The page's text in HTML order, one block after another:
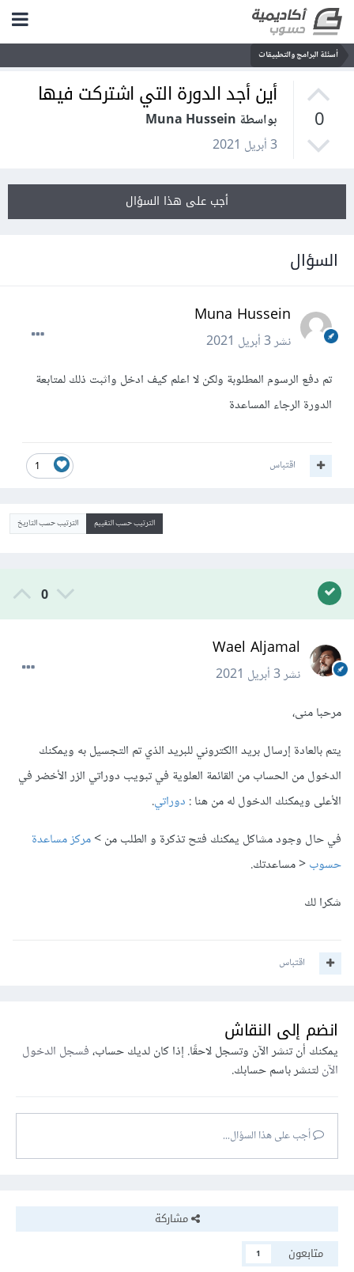
أسئلة البرامج والتطبيقات
0
أين أجد الدورة التي اشتركت فيها
بواسطة Muna Hussein
3 أبريل 2021
أجب على هذا السؤال
السؤال
Muna Hussein
نشر3 أبريل 2021
تم دفع الرسوم المطلوبة ولكن لا اعلم كيف ادخل واثبت ذلك لمتابعة
الدورة الرجاء المساعدة
1 اقتباس
الترتيب حسب التقييم الترتيب حسب التاريخ
0
Wael Aljamal
نشر3 أبريل 2021
مرحبا منى،
يتم بالعادة إرسال بريد االكتروني للبريد الذي تم التجسيل به ويمكنك
الدخول من الحساب من القائمة العلوية في تبويب دوراتي الزر الأخضر في
الأعلى ويمكنك الدخول له من هنا : دوراتي.
في حال وجود مشاكل يمكنك فتح تذكرة و الطلب من >مركز مساعدة
حسوب< مساعدتك.
شكرا لك
اقتباس
انضم إلى النقاش
يمكنك أن تنشر الآن وتسجل لاحقًا. إذا كان لديك حساب،فسجل الدخول
الآنلتنشر باسم حسابك.
أجب على هذا السؤال...
مشاركة
متابعون
1